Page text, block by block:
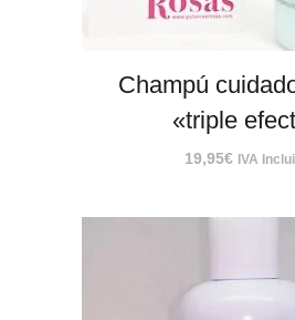
Champú
«triple
19,95€ IVA